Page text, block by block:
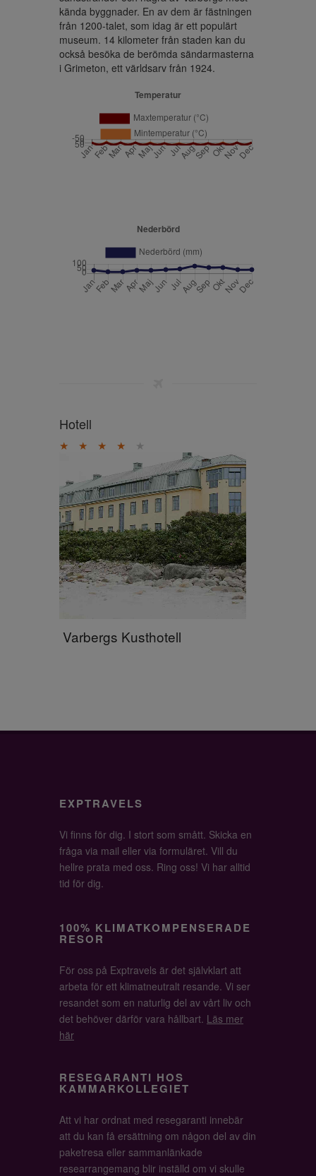
kända byggnader. En av dem är fästningen
från 1200-talet, som idag är ett populärt
museum. 14 kilometer från staden kan du
också besöka de berömda sändarmasterna
i Grimeton, ett världsarv från 1924.
Hotell
★ ★ ★ ★ ★
Varbergs Kusthotell
EXPTRAVELS
Vi finns för dig. I stort som smått. Skicka en
fråga via mail eller via formuläret. Vill du
hellre prata med oss. Ring oss! Vi har alltid
tid för dig.
100% KLIMATKOMPENSERADE
RESOR
För oss på Exptravels är det självklart att
arbeta för ett klimatneutralt resande. Vi ser
resandet som en naturlig del av vårt liv och
det behöver därför vara hållbart. Läs mer
här
RESEGARANTI HOS
KAMMARKOLLEGIET
Att vi har ordnat med resegaranti innebär
att du kan få ersättning om någon del av din
paketresa eller sammanlänkade
researrangemang blir inställd om vi skulle